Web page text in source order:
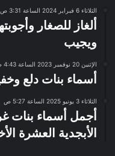
الثلاثاء 6 فبراير 2024 الساعة 3:31 ص
ألغاز للصغار
ويجيب
الإثنين 20 نوفمبر 2023 الساعة 4:43 ص
أسماء بنات دلع وخفيفة
الثلاثاء 3 يونيو 2025 الساعة 5:27 ص
أجمل أسماء بنات
الأبجدية العشرة